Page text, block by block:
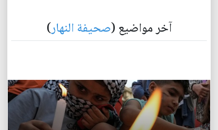
آخر مواضيع (صحيفة النهار)